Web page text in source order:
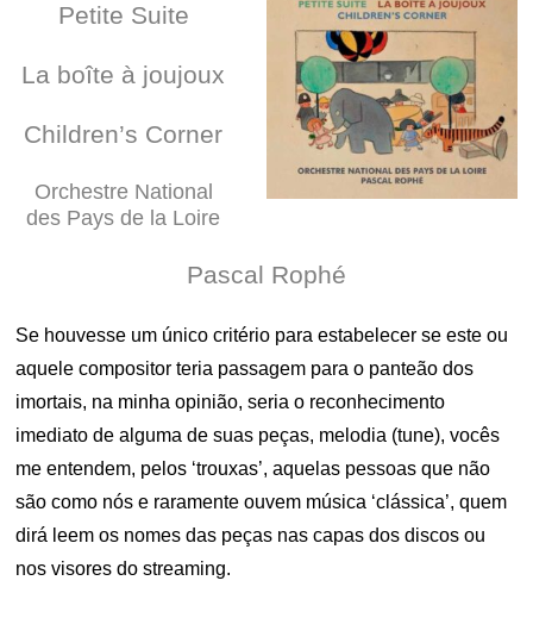
Petite Suite
La boîte à joujoux
Children’s Corner
Orchestre National
des Pays de la Loire
Pascal Rophé
Se houvesse um único critério para estabelecer se este ou
aquele compositor teria passagem para o panteão dos
imortais, na minha opinião, seria o reconhecimento
imediato de alguma de suas peças, melodia (tune), vocês
me entendem, pelos ‘trouxas’, aquelas pessoas que não
são como nós e raramente ouvem música ‘clássica’, quem
dirá leem os nomes das peças nas capas dos discos ou
nos visores do streaming.